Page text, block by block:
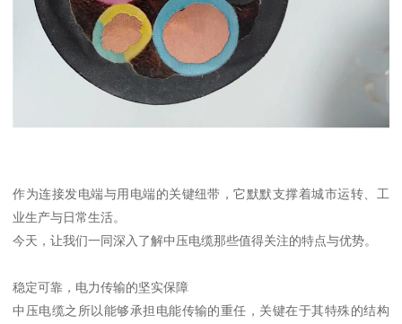
作为连接发电端与用电端的关键纽带，它默默支撑着城市运转、工
业生产与日常生活。
今天，让我们一同深入了解中压电缆那些值得关注的特点与优势。
稳定可靠，电力传输的坚实保障
中压电缆之所以能够承担电能传输的重任，关键在于其特殊的结构